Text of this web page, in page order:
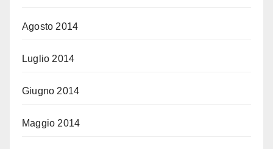
Agosto 2014
Luglio 2014
Giugno 2014
Maggio 2014